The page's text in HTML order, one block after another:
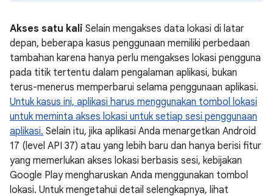
Akses satu kali Selain mengakses data lokasi di latar
depan, beberapa kasus penggunaan memiliki perbedaan
tambahan karena hanya perlu mengakses lokasi pengguna
pada titik tertentu dalam pengalaman aplikasi, bukan
terus-menerus memperbarui selama penggunaan aplikasi.
Untuk kasus ini, aplikasi harus menggunakan tombol lokasi
untuk meminta akses lokasi untuk setiap sesi penggunaan
aplikasi. Selain itu, jika aplikasi Anda menargetkan Android
17 (level API 37) atau yang lebih baru dan hanya berisi fitur
yang memerlukan akses lokasi berbasis sesi, kebijakan
Google Play mengharuskan Anda menggunakan tombol
lokasi. Untuk mengetahui detail selengkapnya, lihat